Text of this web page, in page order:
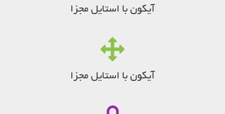
آیکون با استایل مجزا
آیکون با استایل مجزا